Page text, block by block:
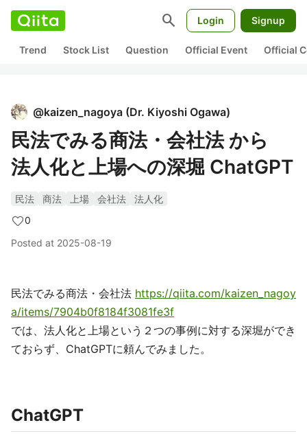
search Login Signup
Trend Stock List Question Official Event Official
@kaizen_nagoya (Dr. Kiyoshi Ogawa)
民法でみる商法・会社法 から
法人化と上場への深堀 ChatGPT
民法 商法 上場 会社法
法人化
0
Posted at 2025-08-19
民法でみる商法・会社法 https://qiita.com/kaizen_nagoy
a/items/7904b0f8184f3081fe3f
では、法人化と上場という２つの事例に対する深堀ができ
ておらず、ChatGPTに頼んでみました。
ChatGPT